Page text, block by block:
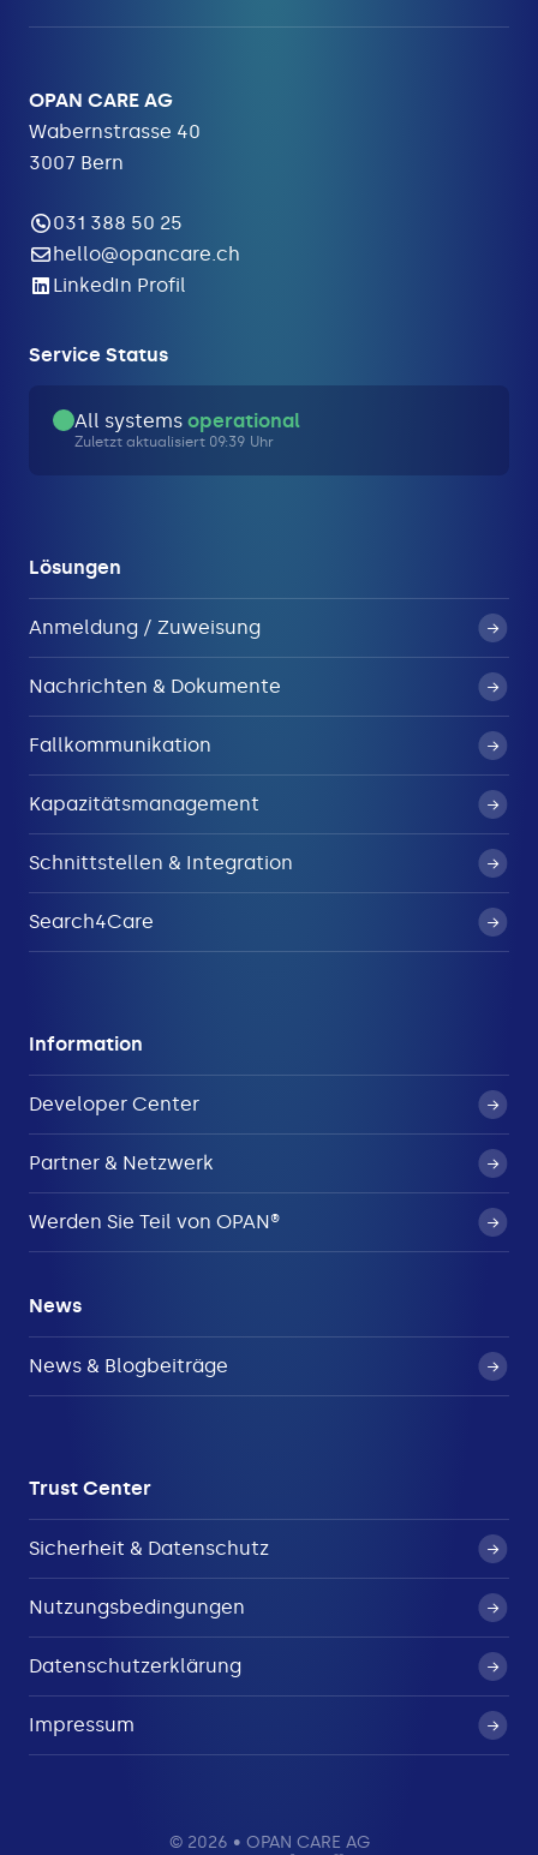
OPAN CARE AG
Wabernstrasse 40
3007 Bern
031 388 50 25
hello@opancare.ch
LinkedIn Profil
Service Status
All systems operational
Zuletzt aktualisiert 09:39 Uhr
Lösungen
Anmeldung / Zuweisung
Nachrichten & Dokumente
Fallkommunikation
Kapazitätsmanagement
Schnittstellen & Integration
Search4Care
Information
Developer Center
Partner & Netzwerk
Werden Sie Teil von OPAN®
News
News & Blogbeiträge
Trust Center
Sicherheit & Datenschutz
Nutzungsbedingungen
Datenschutzerklärung
Impressum
© 2026 • OPAN CARE AG